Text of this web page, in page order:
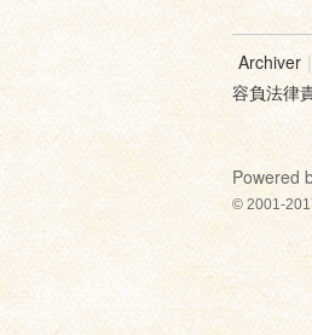
Archiver |
容負法律
Powered
© 2001-